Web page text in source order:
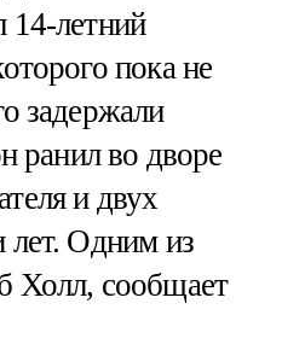
14-летний
пока не
задержали
ранил во дворе
и двух
лет. Одним из
Холл, сообщает